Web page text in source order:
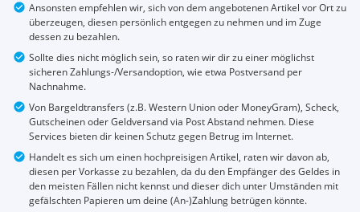
Ansonsten empfehlen wir, sich von dem angebotenen Artikel vor Ort zu
überzeugen, diesen persönlich entgegen zu nehmen und im Zuge
dessen zu bezahlen.
Sollte dies nicht möglich sein, so raten wir dir zu einer möglichst
sicheren Zahlungs-/Versandoption, wie etwa Postversand per
Nachnahme.
Von Bargeldtransfers (z.B. Western Union oder MoneyGram), Scheck,
Gutscheinen oder Geldversand via Post Abstand nehmen. Diese
Services bieten dir keinen Schutz gegen Betrug im Internet.
Handelt es sich um einen hochpreisigen Artikel, raten wir davon ab,
diesen per Vorkasse zu bezahlen, da du den Empfänger des Geldes in
den meisten Fällen nicht kennst und dieser dich unter Umständen mit
gefälschten Papieren um deine (An-)Zahlung betrügen könnte.